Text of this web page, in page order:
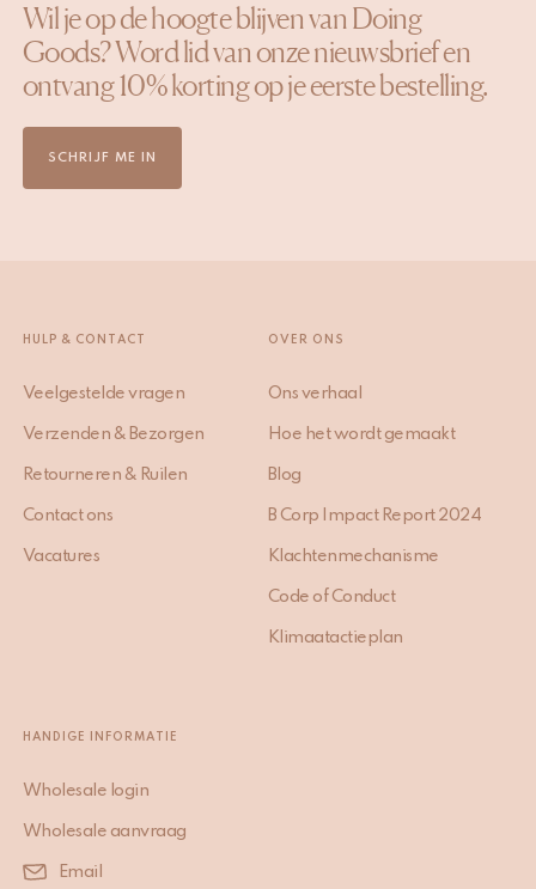
Wil je op de hoogte blijven van Doing
Goods? Word lid van onze nieuwsbrief en
ontvang 10% korting op je eerste bestelling.
SCHRIJF ME IN
HULP & CONTACT
Veelgestelde vragen
Verzenden & Bezorgen
Retourneren & Ruilen
Contact ons
Vacatures
OVER ONS
Ons verhaal
Hoe het wordt gemaakt
Blog
B Corp Impact Report 2024
Klachtenmechanisme
Code of Conduct
Klimaatactieplan
HANDIGE INFORMATIE
Wholesale login
Wholesale aanvraag
Email